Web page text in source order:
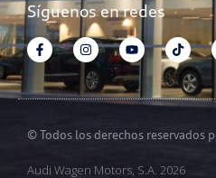
Síguenos en redes
© Todos los derechos reservados
Audi Wagen Motors, S.A. 2026